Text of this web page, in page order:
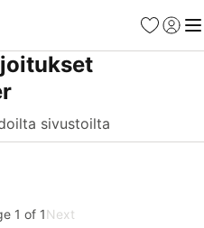
Suosikit
sivustoilta
1 of 1Next